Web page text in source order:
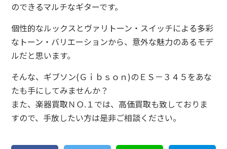
のできるマルチなギターです。
個性的なルックスとヴァリトーン・スイッチによる多彩
なトーン・バリエーションから、意外な魅力のあるモデ
ルだと思います。
そんな、ギブソン(Ｇｉｂｓｏｎ)のＥＳ－３４５をあな
たも手にしてみませんか？
また、楽器買取ＮＯ.１では、高価買取も致しておりま
すので、手放したい方は是非ご相談ください。